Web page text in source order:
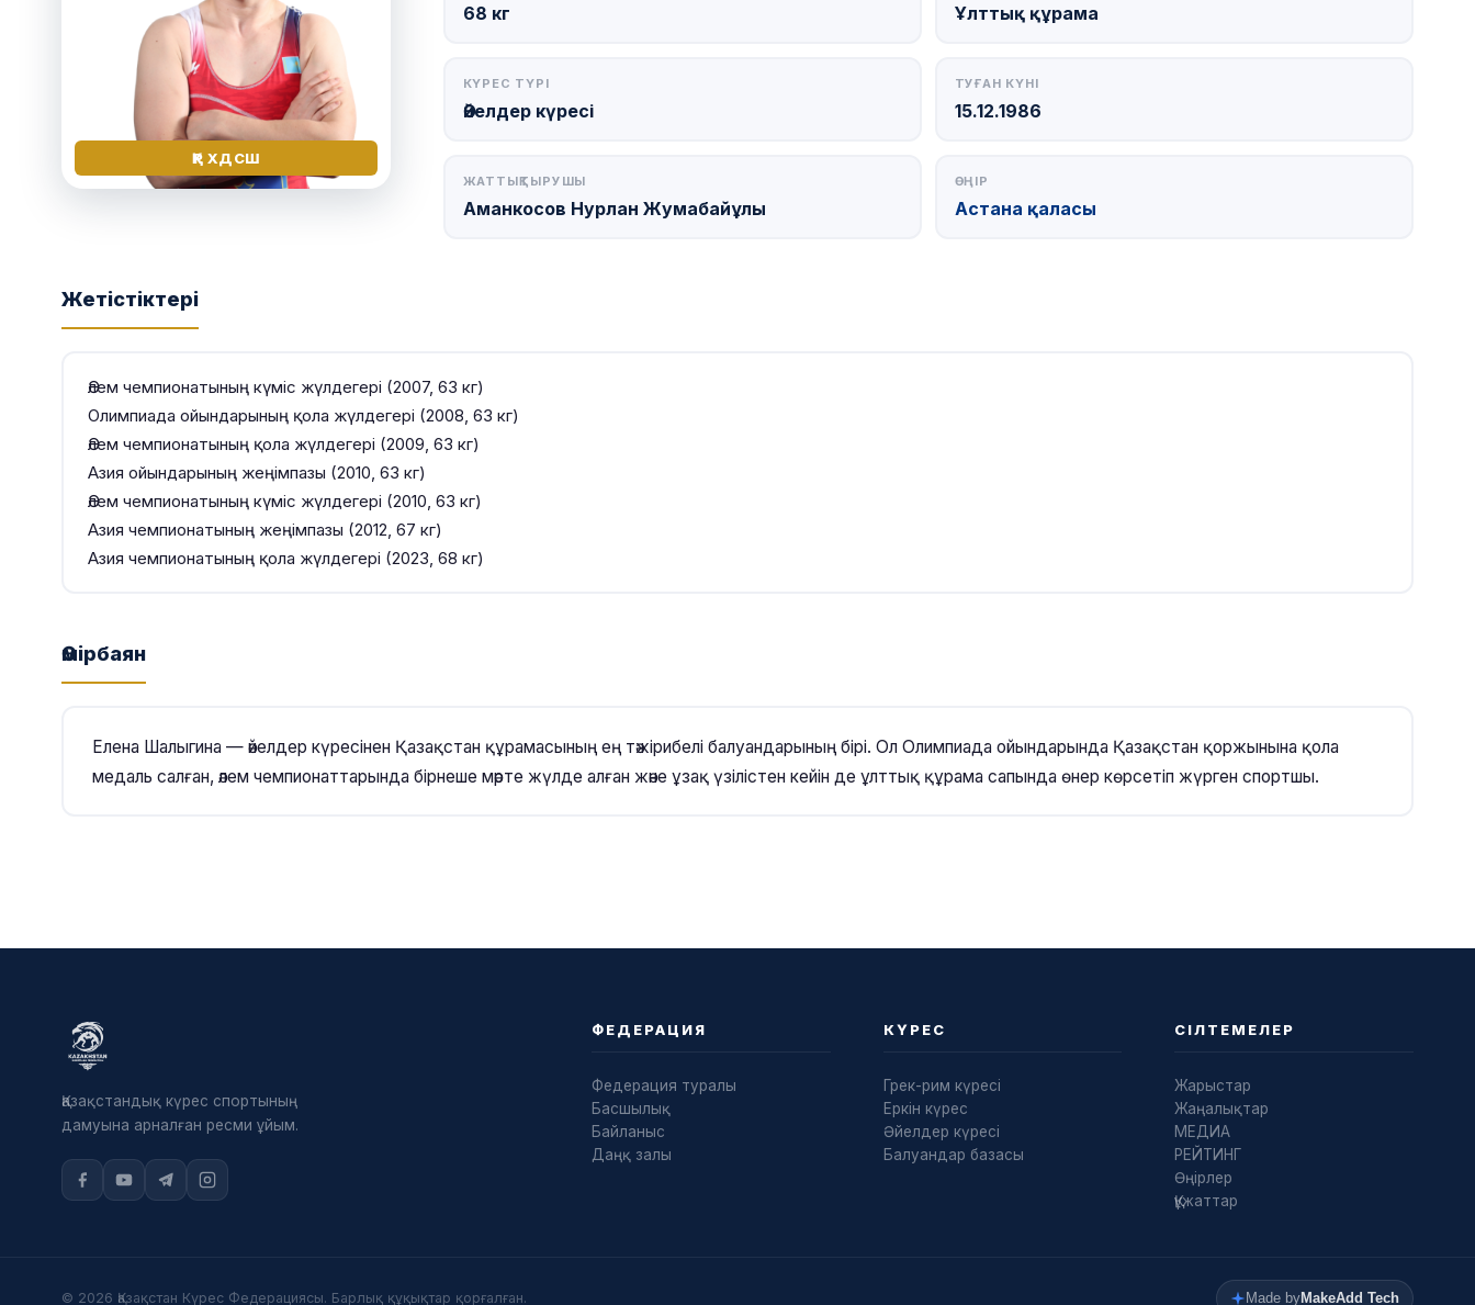
ҚР ХДСШ
68 кг Ұлттық құрама
КҮРЕС ТҮРІ
Әйелдер күресі
ТУҒАН КҮНІ
15.12.1986
ЖАТТЫҚТЫРУШЫ
Аманкосов Нурлан Жумабайұлы
ӨҢІР
Астана қаласы
Жетістіктері
Әлем чемпионатының күміс жүлдегері (2007, 63 кг)
Олимпиада ойындарының қола жүлдегері (2008, 63 кг)
Әлем чемпионатының қола жүлдегері (2009, 63 кг)
Азия ойындарының жеңімпазы (2010, 63 кг)
Әлем чемпионатының күміс жүлдегері (2010, 63 кг)
Азия чемпионатының жеңімпазы (2012, 67 кг)
Азия чемпионатының қола жүлдегері (2023, 68 кг)
Өмірбаян
Елена Шалыгина — әйелдер күресінен Қазақстан құрамасының ең тәжірибелі балуандарының бірі. Ол Олимпиада ойындарында Қазақстан қоржынына қола
медаль салған, әлем чемпионаттарында бірнеше мәрте жүлде алған және ұзақ үзілістен кейін де ұлттық құрама сапында өнер көрсетіп жүрген спортшы.
Қазақстандық күрес спортының
дамуына арналған ресми ұйым.
ФЕДЕРАЦИЯ
Федерация туралы
Басшылық
Байланыс
Даңқ залы
КҮРЕС
Грек-рим күресі
Еркін күрес
Әйелдер күресі
Балуандар базасы
СІЛТЕМЕЛЕР
Жарыстар
Жаңалықтар
МЕДИА
РЕЙТИНГ
Өңірлер
Құжаттар
© 2026 Қазақстан Күрес Федерациясы. Барлық құқықтар қорғалған. Made byMakeAdd Tech